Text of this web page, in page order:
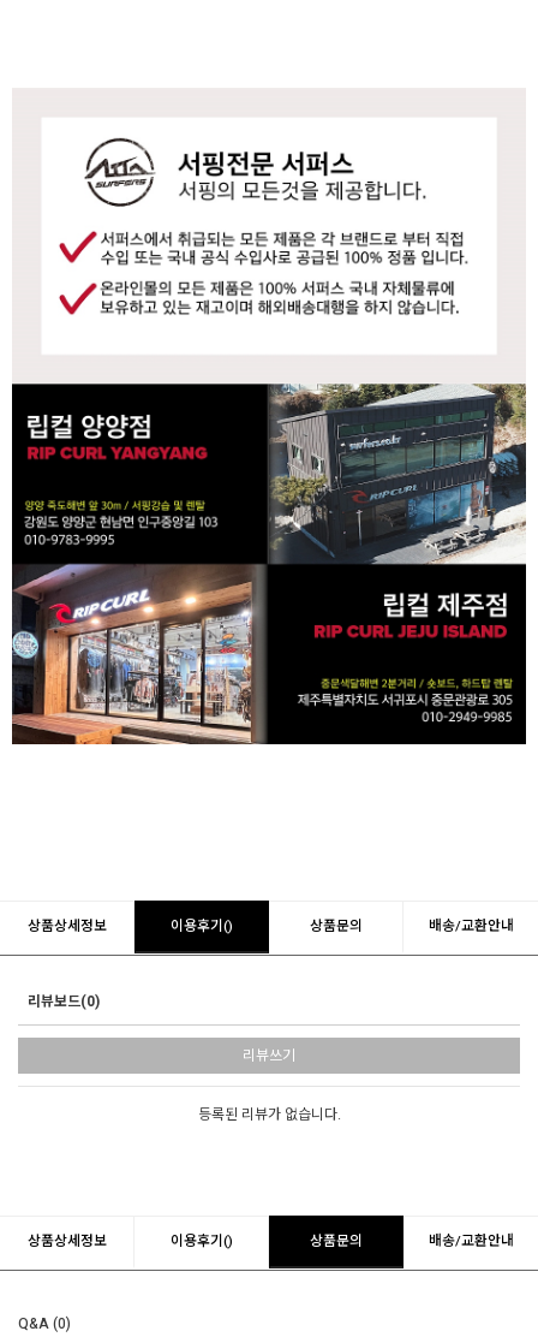
상품상세정보 이용후기() 상품문의 배송/교환안내
리뷰보드(0)
리뷰쓰기
등록된 리뷰가 없습니다.
상품상세정보 이용후기() 상품문의 배송/교환안내
Q&A (0)